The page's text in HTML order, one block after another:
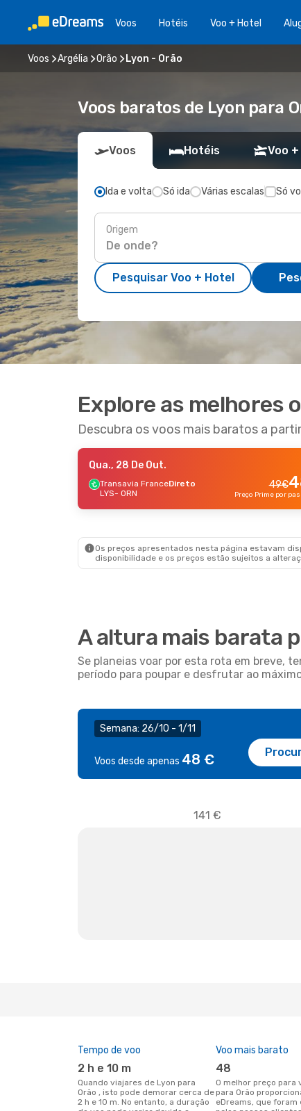
Voos Hotéis Voo + Hotel
Voos Argélia Orão Lyon - Orão
Voos baratos de Lyon para
Voos Hotéis Voo
Ida e volta Só ida Várias escalas Só
Origem
Pesquisar Voo + Hotel
Explore as melhores
Descubra os voos mais baratos a
Qua., 28 De Out.
Transavia FranceDireto
LYS- ORN
49€
Os preços apresentados nesta página estavam
disponibilidade e os preços estão sujeitos a
A altura mais barata
Se planeias voar por esta rota em breve,
período para poupar e desfrutar ao
Semana: 26/10 - 1/11
Voos desde apenas 48 €
141 €
Tempo de voo
2 h e 10 m
Quando viajares de Lyon para
Orão , isto pode demorar cerca de
2 h e 10 m. No entanto, a duração
Voo mais barato
48
O melhor preço para voos de Lyon
para Orão
eDreams, que foram